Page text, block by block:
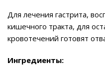
Для лечения гастрита,
кишечного тракта, для
кровотечений готовят
Ингредиенты: